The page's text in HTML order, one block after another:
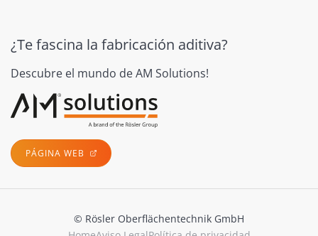
¿Te fascina la fabricación aditiva?
Descubre el mundo de AM Solutions!
PÁGINA WEB
© Rösler Oberflächentechnik GmbH